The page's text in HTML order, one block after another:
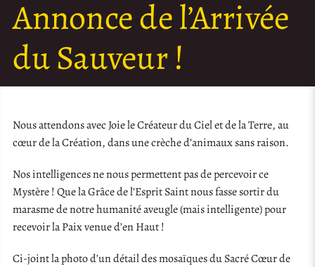
Annonce de l’Arrivée
du Sauveur !
Nous attendons avec Joie le Créateur du Ciel et de la Terre, au
cœur de la Création, dans une crèche d’animaux sans raison.
Nos intelligences ne nous permettent pas de percevoir ce
Mystère ! Que la Grâce de l’Esprit Saint nous fasse sortir du
marasme de notre humanité aveugle (mais intelligente) pour
recevoir la Paix venue d’en Haut !
Ci-joint la photo d’un détail des mosaïques du Sacré Cœur de